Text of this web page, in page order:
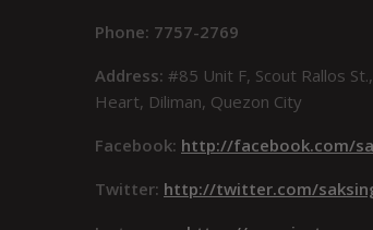
Phone: 7757-2769
Address: #85 Unit F, Scout Rallos
Heart, Diliman, Quezon City
Facebook: http://facebook.com/
Twitter: http://twitter.com/